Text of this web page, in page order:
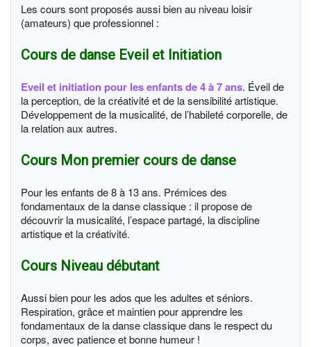
Les cours sont proposés aussi bien au niveau loisir
(amateurs) que professionnel :
Cours de danse Eveil et Initiation
Eveil et initiation pour les enfants de 4 à 7 ans. Éveil de
la perception, de la créativité et de la sensibilité artistique.
Développement de la musicalité, de l’habileté corporelle, de
la relation aux autres.
Cours Mon premier cours de danse
Pour les enfants de 8 à 13 ans. Prémices des
fondamentaux de la danse classique : il propose de
découvrir la musicalité, l’espace partagé, la discipline
artistique et la créativité.
Cours Niveau débutant
Aussi bien pour les ados que les adultes et séniors.
Respiration, grâce et maintien pour apprendre les
fondamentaux de la danse classique dans le respect du
corps, avec patience et bonne humeur !